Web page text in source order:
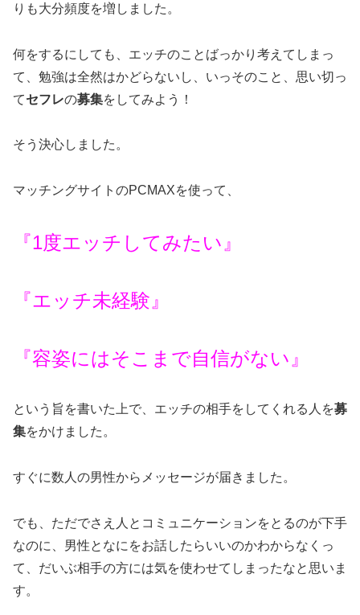
りも大分頻度を増しました。
何をするにしても、エッチのことばっかり考えてしまっ
て、勉強は全然はかどらないし、いっそのこと、思い切っ
てセフレの募集をしてみよう！
そう決心しました。
マッチングサイトのPCMAXを使って、
『1度エッチしてみたい』
『エッチ未経験』
『容姿にはそこまで自信がない』
という旨を書いた上で、エッチの相手をしてくれる人を募
集をかけました。
すぐに数人の男性からメッセージが届きました。
でも、ただでさえ人とコミュニケーションをとるのが下手
なのに、男性となにをお話したらいいのかわからなくっ
て、だいぶ相手の方には気を使わせてしまったなと思いま
す。